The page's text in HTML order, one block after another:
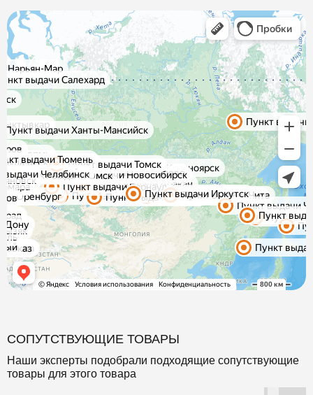
СОПУТСТВУЮЩИЕ ТОВАРЫ
Наши эксперты подобрали подходящие сопутствующие
товары для этого товара